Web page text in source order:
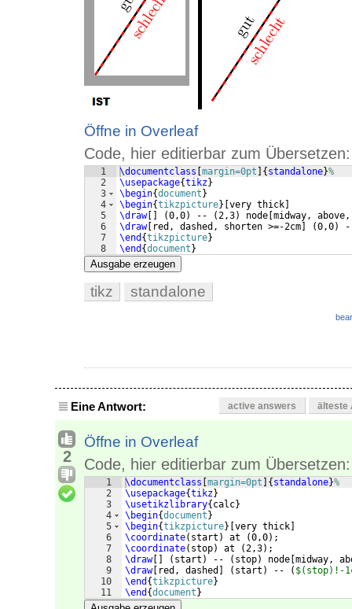
Öffne in Overleaf
Code, hier editierbar zum Übersetzen:
1
2
3
4
5
6
7
8
\documentclass margin=0pt { standalone}%
\usepackage{tikz}
\begin{document }
\begin{tikzpicture} very thick
\draw[ (0,0) -- (2,3) node midway,
\draw[ red, dashed, shorten >=-2cm (0,0)
\end {tikzpicture}
\end {document }
Ausgabe erzeugen
tikz standalone
Eine Antwort: active answers älteste
2
Öffne in Overleaf
Code, hier editierbar zum Übersetzen:
1
2
3
4
5
6
7
8
9
10
11
\documentclass margin=0pt { standalone}%
\usepackage{tikz}
\usetikzlibrary{ calc}
\begin{document }
\begin{tikzpicture} very thick
\coordinate( start ) at (0,0) ;
\coordinate( stop) at (2,3) ;
\draw[ ( start ) -- ( stop) node midway,
\draw[ red, dashed ( start ) -- ( $(stop)!-
\end {tikzpicture}
\end {document }